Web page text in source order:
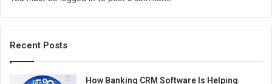
Recent Posts
How Banking CRM Software Is Helping